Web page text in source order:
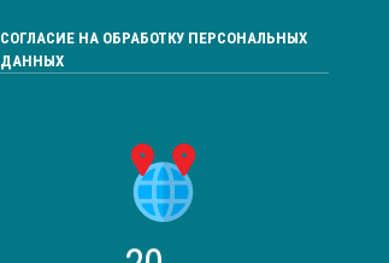
СОГЛАСИЕ НА ОБРАБОТКУ ПЕРСОНАЛЬНЫХ
ДАННЫХ